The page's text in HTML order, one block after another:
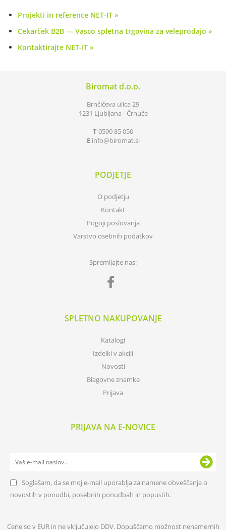
Projekti in reference NET-IT
Cekarček B2B — Vasco spletna trgovina za veleprodajo
Kontaktirajte NET-IT
Biromat d.o.o.
Brnčičeva ulica 29
1231 Ljubljana - Črnuče
T0590 85 050
E info biromat.si
PODJETJE
O podjetju
Kontakt
Pogoji poslovanja
Varstvo osebnih podatkov
Spremljajte nas:
SPLETNO NAKUPOVANJE
Katalogi
Izdelki v akciji
Novosti
Blagovne znamke
Prijava
PRIJAVA NA E-NOVICE
Soglašam, da se moj e-mail uporablja za namene obveščanja o
novostih v ponudbi, posebnih ponudbah in popustih.
Cene so v EUR in ne vključujejo DDV. Dopuščamo možnost nenamernih